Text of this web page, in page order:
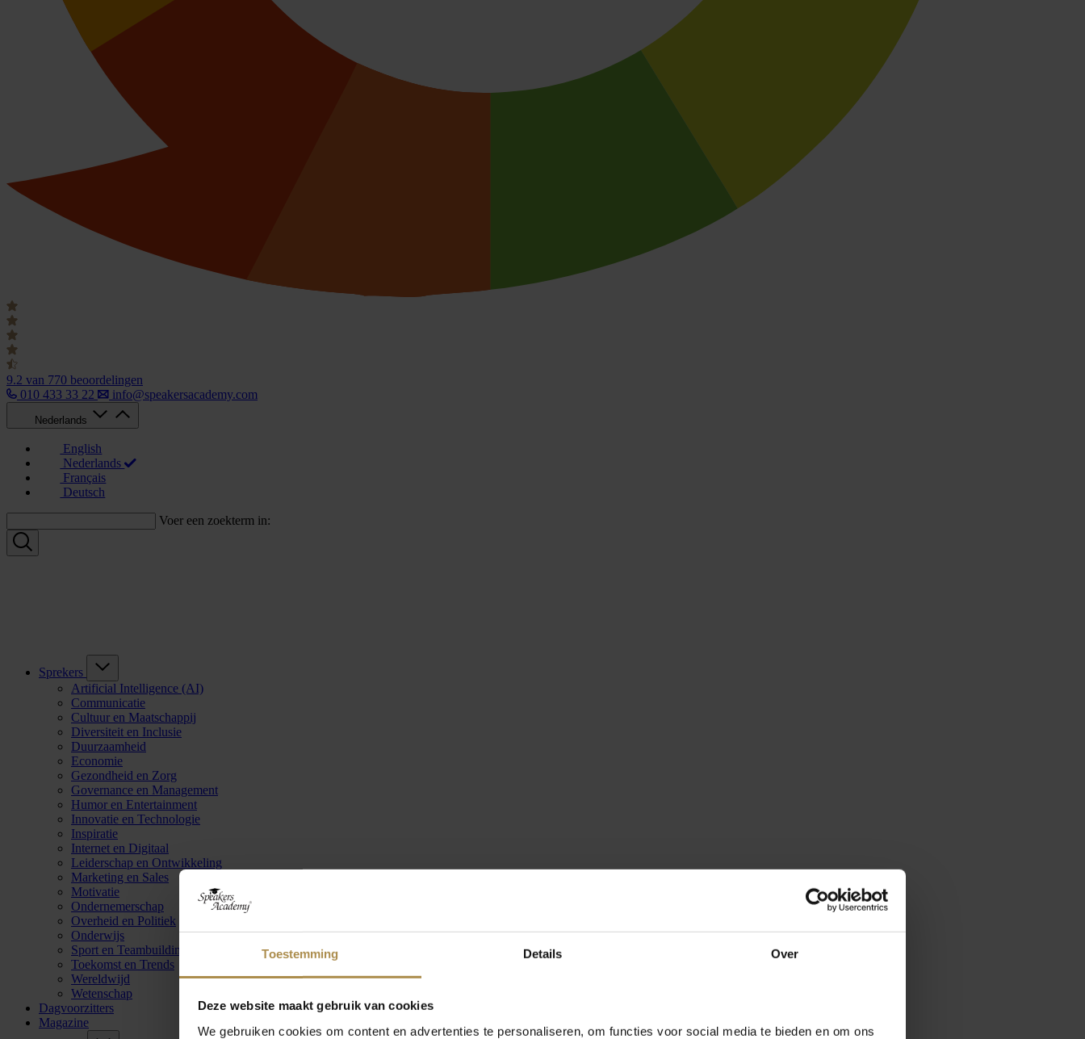
Toestemming Details Over
Deze website maakt gebruik van cookies
We gebruiken cookies om content en advertenties te personaliseren, om functies voor social media te bieden en om ons
9.2 van 770 beoordelingen
010 433 33 22
info@speakersacademy.com
Nederlands
English
Nederlands
Français
Deutsch
Voer een zoekterm in:
Sprekers
Artificial Intelligence (AI)
Communicatie
Cultuur en Maatschappij
Diversiteit en Inclusie
Duurzaamheid
Economie
Gezondheid en Zorg
Governance en Management
Humor en Entertainment
Innovatie en Technologie
Inspiratie
Internet en Digitaal
Leiderschap en Ontwikkeling
Marketing en Sales
Motivatie
Ondernemerschap
Overheid en Politiek
Onderwijs
Sport en Teambuilding
Toekomst en Trends
Wereldwijd
Wetenschap
Dagvoorzitters
Magazine